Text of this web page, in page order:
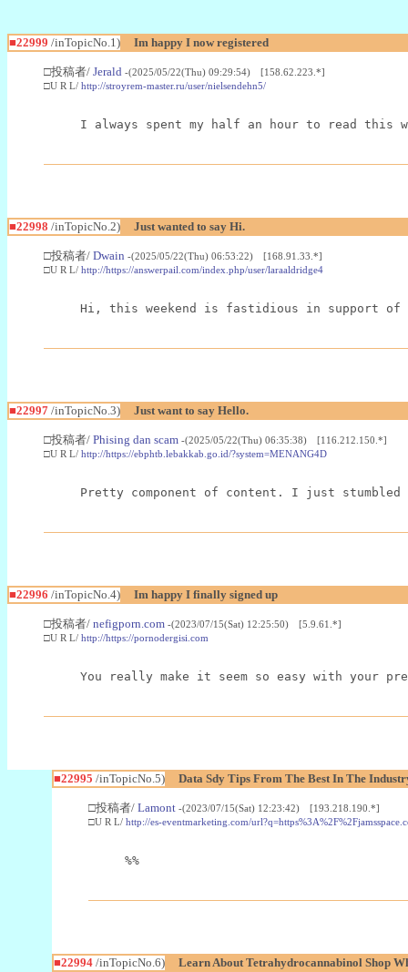
■22999 /inTopicNo.1) Im happy I now registered
□投稿者/ Jerald -(2025/05/22(Thu) 09:29:54) [158.62.223.*]
□U R L/ http://stroyrem-master.ru/user/nielsendehn5/
I always spent my half an hour to read
■22998 /inTopicNo.2) Just wanted to say Hi.
□投稿者/ Dwain -(2025/05/22(Thu) 06:53:22) [168.91.33.*]
□U R L/ http://https://answerpail.com/index.php/user/laraaldridge4
Hi, this weekend is fastidious in support of
■22997 /inTopicNo.3) Just want to say Hello.
□投稿者/ Phising dan scam -(2025/05/22(Thu) 06:35:38) [116.212.150.*]
□U R L/ http://https://ebphtb.lebakkab.go.id/?system=MENANG4D
Pretty component of content. I just
■22996 /inTopicNo.4) Im happy I finally signed up
□投稿者/ nefigporn.com -(2023/07/15(Sat) 12:25:50) [5.9.61.*]
□U R L/ http://https://pornodergisi.com
You really make it seem so easy with your
■22995 /inTopicNo.5) Data Sdy Tips From The Best In The
□投稿者/ Lamont -(2023/07/15(Sat) 12:23:42) [193.218.190.*]
□U R L/ http://es-eventmarketing.com/
%%
■22994/inTopicNo.6) Learn About Tetrahydrocannabinol Shop